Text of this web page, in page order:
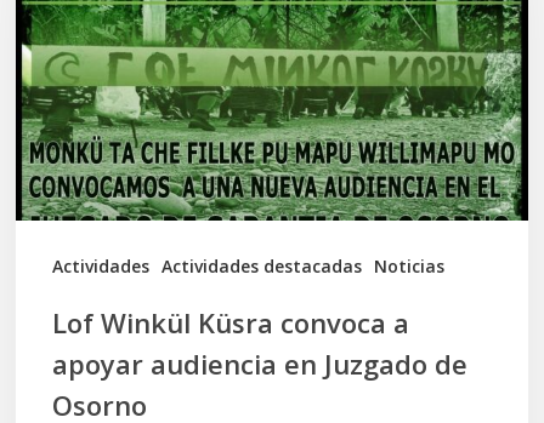
Actividades Actividades destacadas Noticias
convoca
a
apoyar
audiencia
en
Juzgado
Lof Winkül Küsra convoca a
apoyar audiencia en Juzgado de
Osorno